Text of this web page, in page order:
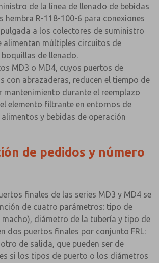
de la línea de llenado de bebidas
hembra R-118-100-6 para conexiones
a los colectores de suministro
alimentan múltiples circuitos de
de llenado.
MD3 o MD4, cuyos puertos de
con abrazaderas, reducen el tiempo de
mantenimiento durante el reemplazo
elemento filtrante en entornos de
y bebidas de operación
de pedidos y número
finales de las series MD3 y MD4 se
de cuatro parámetros: tipo de
diámetro de la tubería y tipo de
dos puertos finales por conjunto FRL:
de salida, que pueden ser de
si los tipos de puerto o los diámetros